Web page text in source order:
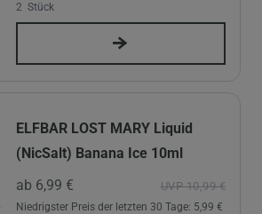
2 Stück
ELFBAR LOST MARY Liquid
(NicSalt) Banana Ice 10ml
UVP 10,99 €
ab 6,99 €
Niedrigster Preis der letzten 30 Tage: 5,99 €